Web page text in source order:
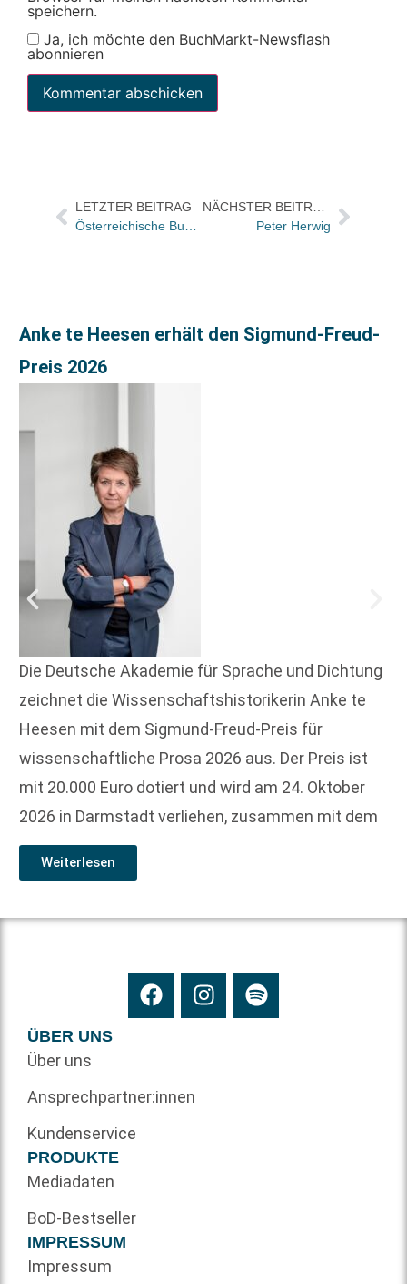
speichern.
Ja, ich möchte den BuchMarkt-Newsflash
abonnieren
LETZTER BEITRAG
Österreichische Buchpreisbindung einstimmig im Nationalrat abgesichert
NÄCHSTER BEITRAG
Peter Herwig
Anke te Heesen erhält den Sigmund-Freud-
Preis 2026
Die Deutsche Akademie für Sprache und Dichtung
zeichnet die Wissenschaftshistorikerin Anke te
Heesen mit dem Sigmund-Freud-Preis für
wissenschaftliche Prosa 2026 aus. Der Preis ist
mit 20.000 Euro dotiert und wird am 24. Oktober
2026 in Darmstadt verliehen, zusammen mit dem
Weiterlesen
ÜBER UNS
Über uns
Ansprechpartner:innen
Kundenservice
PRODUKTE
Mediadaten
BoD-Bestseller
IMPRESSUM
Impressum